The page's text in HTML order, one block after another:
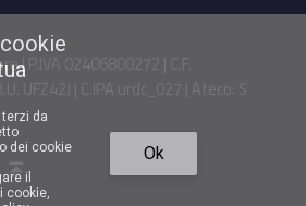
| P.IVA 02406800272 | C.F.
UFZ42J | C.IPA urdc_027 | Ateco: S
Veneto Torna in cima ↑
da
dei cookie
il
cookie,
Ok